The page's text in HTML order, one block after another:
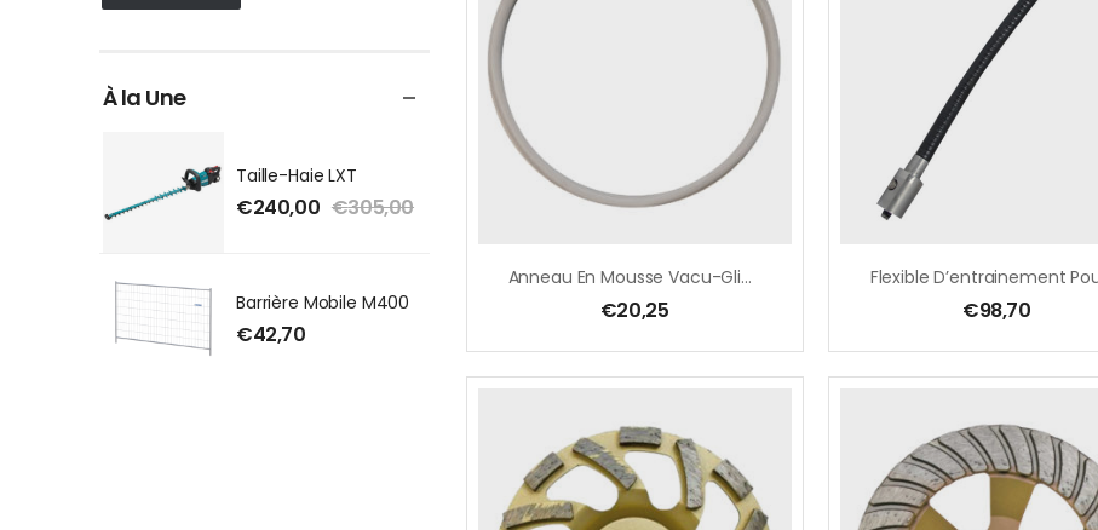
À la Une
Taille-Haie LXT
€240,00 €305,00
Barrière Mobile M400
€42,70
Anneau En Mousse Vacu-Glide
€20,25 €98,70